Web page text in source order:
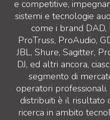
e competitive,
sistemi e tecnologie
come i brand
ProTruss, ProAudio,
JBL, Shure, Sagitter,
DJ, ed altri ancora,
segmento di
operatori
distribuiti è il risultato
ricerca in ambito